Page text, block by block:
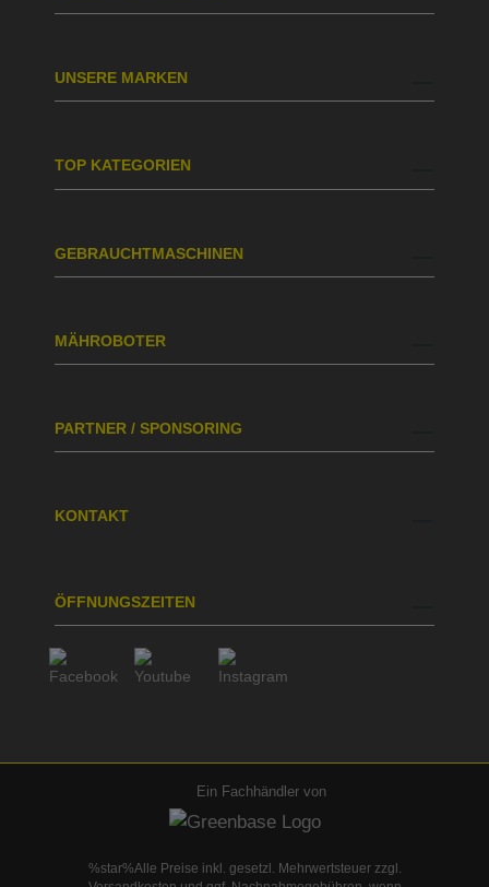
UNSERE MARKEN
TOP KATEGORIEN
GEBRAUCHTMASCHINEN
MÄHROBOTER
PARTNER / SPONSORING
KONTAKT
ÖFFNUNGSZEITEN
Ein Fachhändler von
%star%Alle Preise inkl. gesetzl. Mehrwertsteuer zzgl.